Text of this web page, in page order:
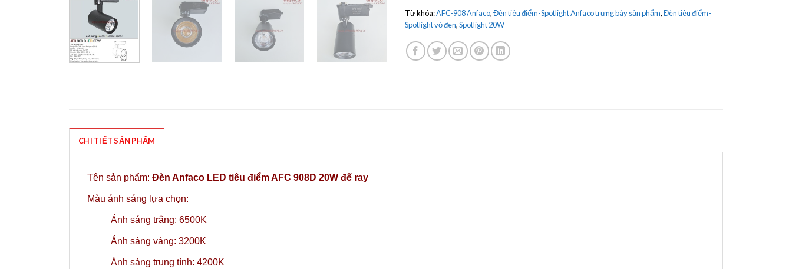
Từ khóa:AFC-908 Anfaco,Đèn tiêu điểm-Spotlight Anfaco trưng bày sản phẩm,Đèn tiêu điểm-
Spotlight vỏ đen,Spotlight 20W
CHI TIẾT SẢN PHẨM
Tên sản phẩm: Đèn Anfaco LED tiêu điểm AFC 908D 20W đế ray
Màu ánh sáng lựa chọn:
Ánh sáng trắng: 6500K
Ánh sáng vàng: 3200K
Ánh sáng trung tính: 4200K